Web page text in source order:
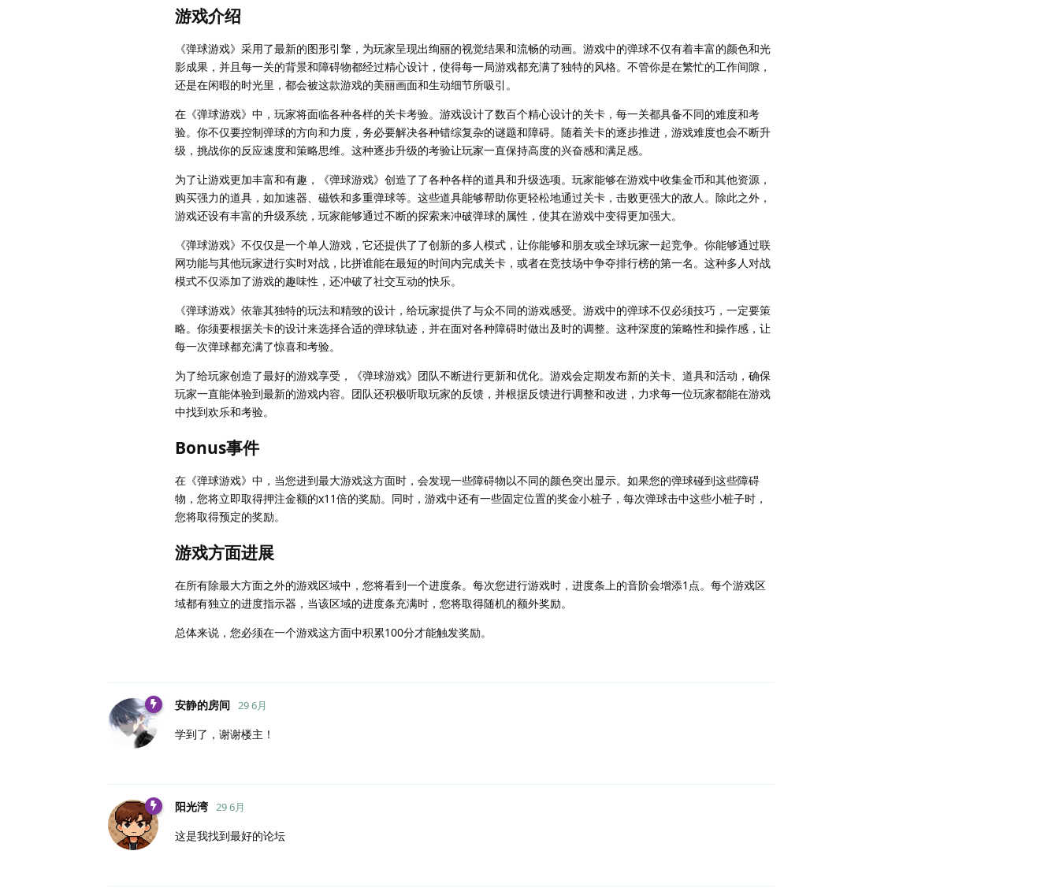
游戏介绍
《弹球游戏》采用了最新的图形引擎，为玩家呈现出绚丽的视觉结果和流畅的动画。游戏中的弹球不仅有着丰富的颜色和光
影成果，并且每一关的背景和障碍物都经过精心设计，使得每一局游戏都充满了独特的风格。不管你是在繁忙的工作间隙，
还是在闲暇的时光里，都会被这款游戏的美丽画面和生动细节所吸引。
在《弹球游戏》中，玩家将面临各种各样的关卡考验。游戏设计了数百个精心设计的关卡，每一关都具备不同的难度和考
验。你不仅要控制弹球的方向和力度，务必要解决各种错综复杂的谜题和障碍。随着关卡的逐步推进，游戏难度也会不断升
级，挑战你的反应速度和策略思维。这种逐步升级的考验让玩家一直保持高度的兴奋感和满足感。
为了让游戏更加丰富和有趣，《弹球游戏》创造了了各种各样的道具和升级选项。玩家能够在游戏中收集金币和其他资源，
购买强力的道具，如加速器、磁铁和多重弹球等。这些道具能够帮助你更轻松地通过关卡，击败更强大的敌人。除此之外，
游戏还设有丰富的升级系统，玩家能够通过不断的探索来冲破弹球的属性，使其在游戏中变得更加强大。
《弹球游戏》不仅仅是一个单人游戏，它还提供了了创新的多人模式，让你能够和朋友或全球玩家一起竞争。你能够通过联
网功能与其他玩家进行实时对战，比拼谁能在最短的时间内完成关卡，或者在竞技场中争夺排行榜的第一名。这种多人对战
模式不仅添加了游戏的趣味性，还冲破了社交互动的快乐。
《弹球游戏》依靠其独特的玩法和精致的设计，给玩家提供了与众不同的游戏感受。游戏中的弹球不仅必须技巧，一定要策
略。你须要根据关卡的设计来选择合适的弹球轨迹，并在面对各种障碍时做出及时的调整。这种深度的策略性和操作感，让
每一次弹球都充满了惊喜和考验。
为了给玩家创造了最好的游戏享受，《弹球游戏》团队不断进行更新和优化。游戏会定期发布新的关卡、道具和活动，确保
玩家一直能体验到最新的游戏内容。团队还积极听取玩家的反馈，并根据反馈进行调整和改进，力求每一位玩家都能在游戏
中找到欢乐和考验。
Bonus事件
在《弹球游戏》中，当您进到最大游戏这方面时，会发现一些障碍物以不同的颜色突出显示。如果您的弹球碰到这些障碍
物，您将立即取得押注金额的x11倍的奖励。同时，游戏中还有一些固定位置的奖金小桩子，每次弹球击中这些小桩子时，
您将取得预定的奖励。
游戏方面进展
在所有除最大方面之外的游戏区域中，您将看到一个进度条。每次您进行游戏时，进度条上的音阶会增添1点。每个游戏区
域都有独立的进度指示器，当该区域的进度条充满时，您将取得随机的额外奖励。
总体来说，您必须在一个游戏这方面中积累100分才能触发奖励。
安静的房间 29 6月
学到了，谢谢楼主！
阳光湾 29 6月
这是我找到最好的论坛